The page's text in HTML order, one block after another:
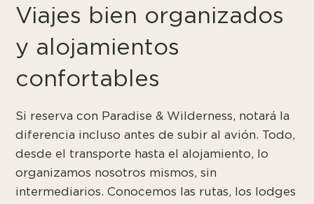
Viajes bien organizados
y alojamientos
confortables
Si reserva con Paradise & Wilderness, notará la
diferencia incluso antes de subir al avión. Todo,
desde el transporte hasta el alojamiento, lo
organizamos nosotros mismos, sin
intermediarios. Conocemos las rutas, los lodges